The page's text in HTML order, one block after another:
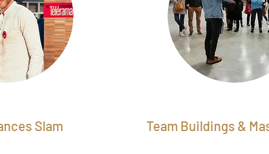
Slam Team Buildings &